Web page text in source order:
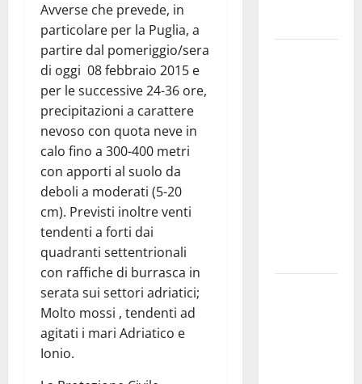
Avverse che prevede, in
particolare per la Puglia, a
partire dal pomeriggio/sera
di oggi 08 febbraio 2015 e
per le successive 24-36 ore,
precipitazioni a carattere
nevoso con quota neve in
calo fino a 300-400 metri
con apporti al suolo da
deboli a moderati (5-20
cm). Previsti inoltre venti
tendenti a forti dai
quadranti settentrionali
con raffiche di burrasca in
serata sui settori adriatici;
Molto mossi , tendenti ad
agitati i mari Adriatico e
Ionio.